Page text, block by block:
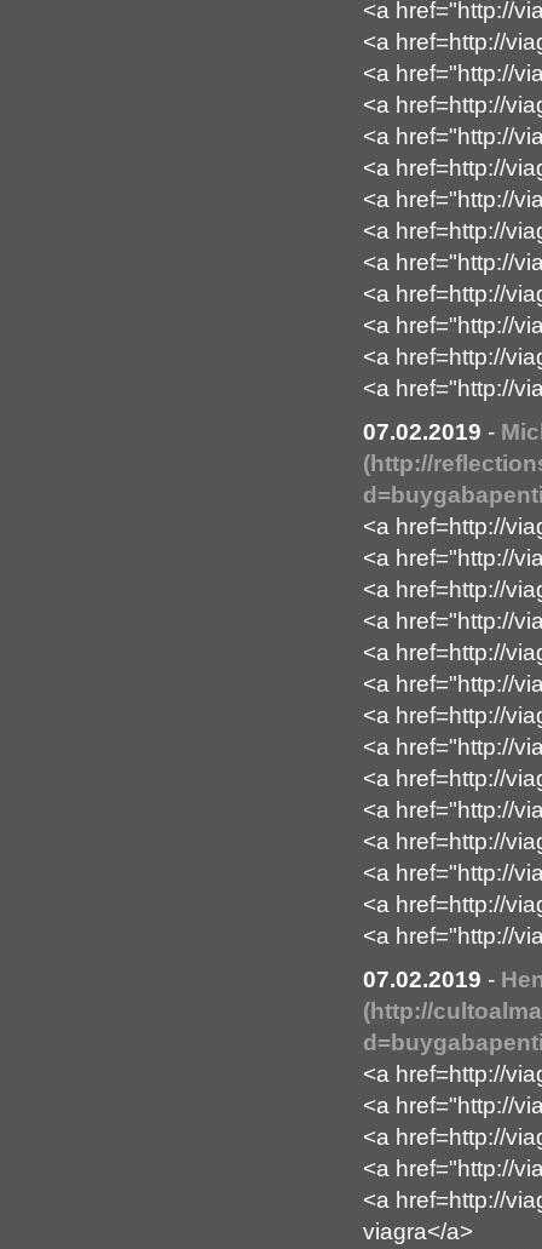
<a href="http://
<a href=http://
<a href="http://
<a href=http://
<a href="http://
<a href=http://
<a href="http://
<a href=http://
<a href="http://
<a href=http://
<a href="http://
<a href=http://
<a href="http://
07.02.2019 -
(http://
<a href=http://
<a href="http://
<a href=http://
<a href="http://
<a href=http://
<a href="http://
<a href=http://
<a href="http://
<a href=http://
<a href="http://
<a href=http://
<a href="http://
<a href=http://
<a href="http://
07.02.2019 -
(http://
<a href=http://
<a href="http://
<a href=http://
<a href="http://
<a href=http://
viagra</a>